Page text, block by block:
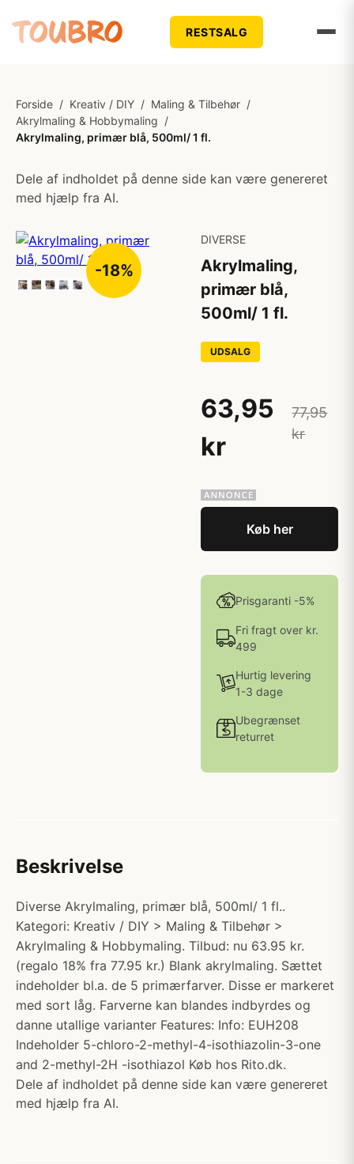
RESTSALG
Forside / Kreativ / DIY / Maling & Tilbehør /
Akrylmaling & Hobbymaling /
Akrylmaling, primær blå, 500ml/ 1 fl.
Dele af indholdet på denne side kan være genereret
med hjælp fra AI.
-18%
DIVERSE
Akrylmaling,
primær blå,
500ml/ 1 fl.
UDSALG
63,95
kr
77,95
kr
Køb her
Prisgaranti -5%
Fri fragt over kr.
499
Hurtig levering
1-3 dage
Ubegrænset
returret
Beskrivelse
Diverse Akrylmaling, primær blå, 500ml/ 1 fl..
Kategori: Kreativ / DIY > Maling & Tilbehør >
Akrylmaling & Hobbymaling. Tilbud: nu 63.95 kr.
(regalo 18% fra 77.95 kr.) Blank akrylmaling. Sættet
indeholder bl.a. de 5 primærfarver. Disse er markeret
med sort låg. Farverne kan blandes indbyrdes og
danne utallige varianter Features: Info: EUH208
Indeholder 5-chloro-2-methyl-4-isothiazolin-3-one
and 2-methyl-2H -isothiazol Køb hos Rito.dk.
Dele af indholdet på denne side kan være genereret
med hjælp fra AI.